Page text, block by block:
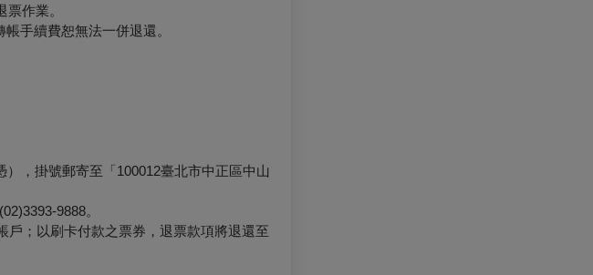
作業。
手續費恕無法一併退還。
，掛號郵寄至「100012臺北市中正區中山
9888。
；以刷卡付款之票券，退票款項將退還至